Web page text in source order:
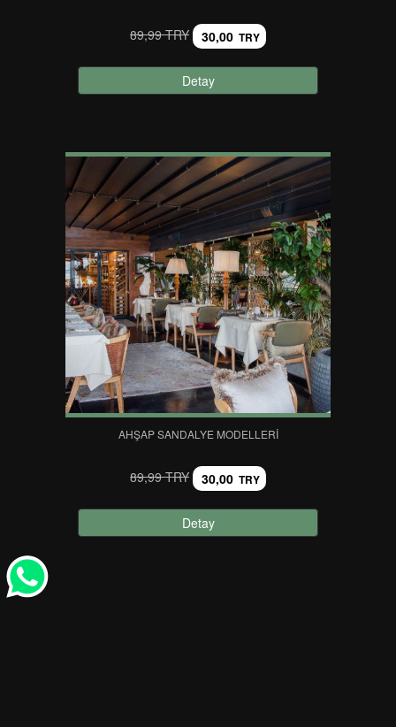
89,99 TRY 30,00 TRY
Detay
AHŞAP SANDALYE MODELLERI
89,99 TRY 30,00 TRY
Detay